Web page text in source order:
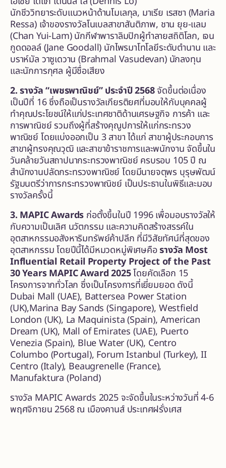
นักชีววิทยาระดับแนวหน้าด้านโมเลกุล, มาเรีย เรสซา (Maria
Ressa) เจ้าของรางวัลโนเบลสาขาสันติภาพ, ชาน ยุย-แลม
(Chan Yui-Lam) นักกีฬาพาราลิมปิกผู้ทำลายสถิติโลก, เจน
กูดดอลล์ (Jane Goodall) นักไพรมาโทโลยีระดับตำนาน และ
บราห์มัล วาซูเดวาน (Brahmal Vasudevan) นักลงทุน
และนักการกุศล ผู้มีชื่อเสียง
2. รางวัล “เพชรพาณิชย์” ประจำปี2568จัดขึ้นต่อเนื่อง
เป็นปีที่ 16 ซึ่งถือเป็นรางวัลเกียรติยศที่มอบให้กับบุคคลผู้
ทำคุณประโยชน์ให้แก่ประเทศชาติด้านเศรษฐกิจ การค้า และ
การพาณิชย์ รวมถึงผู้ที่สร้างคุณูปการให้แก่กระทรวง
พาณิชย์ โดยแบ่งออกเป็น 3 สาขา ได้แก่ สาขาผู้ประกอบการ
สาขาผู้ทรงคุณวุฒิ และสาขาข้าราชการและพนักงาน จัดขึ้นใน
วันคล้ายวันสถาปนากระทรวงพาณิชย์ ครบรอบ 105 ปี ณ
สำนักงานปลัดกระทรวงพาณิชย์ โดยมีนายจตุพร บุรุษพัฒน์
รัฐมนตรีว่าการกระทรวงพาณิชย์ เป็นประธานในพิธีและมอบ
รางวัลครั้งนี้
3. MAPIC Awards ก่อตั้งขึ้นในปี 1996 เพื่อมอบรางวัลให้
กับความเป็นเลิศ นวัตกรรม และความคิดสร้างสรรค์ใน
อุตสาหกรรมอสังหาริมทรัพย์ค้าปลีก ที่มีวิสัยทัศน์ที่สุดของ
อุตสาหกรรม โดยปีนี้ได้มีหมวดหมู่พิเศษคือรางวัล Most
Influential Retail Property Project of the Past
30 Years MAPIC Award 2025โดยคัดเลือก 15
โครงการจากทั่วโลก ซึ่งเป็นโครงการที่เยี่ยมยอด ดังนี้
Dubai Mall (UAE), Battersea Power Station
(UK),Marina Bay Sands (Singapore), Westfield
London (UK), La Maquinista (Spain), American
Dream (UK), Mall of Emirates (UAE), Puerto
Venezia (Spain), Blue Water (UK), Centro
Columbo (Portugal), Forum Istanbul (Turkey), II
Centro (Italy), Beaugrenelle (France),
Manufaktura (Poland)
รางวัล MAPIC Awards 2025 จะจัดขึ้นในระหว่างวันที่ 4-6
พฤศจิกายน 2568 ณ เมืองคานส์ ประเทศฝรั่งเศส